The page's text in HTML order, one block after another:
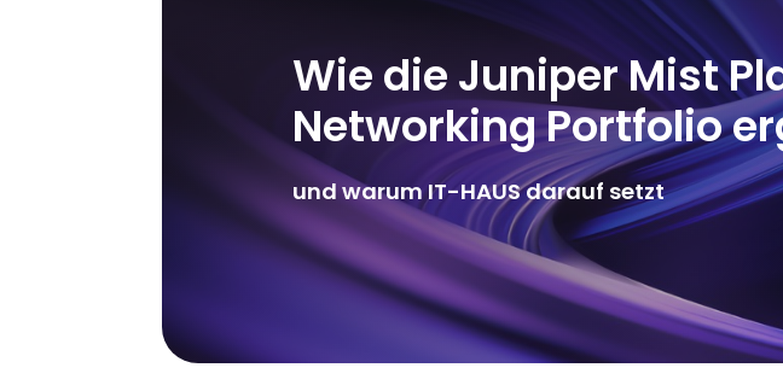
Wie die Juniper Mist
Networking Portfolio
und warum IT-HAUS darauf setzt